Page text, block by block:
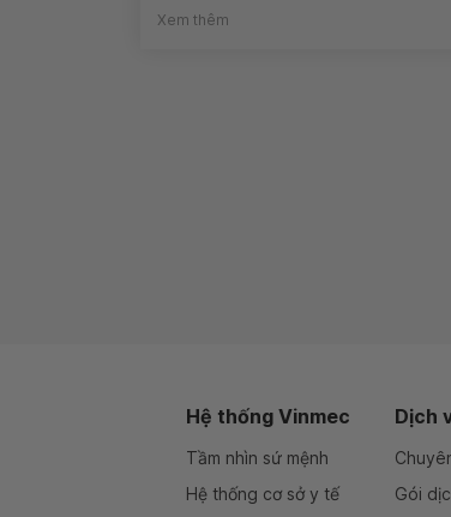
Xem thêm
Hệ thống Vinmec
Tầm nhìn sứ mệnh
Hệ thống cơ sở y tế
Dịch
Gói